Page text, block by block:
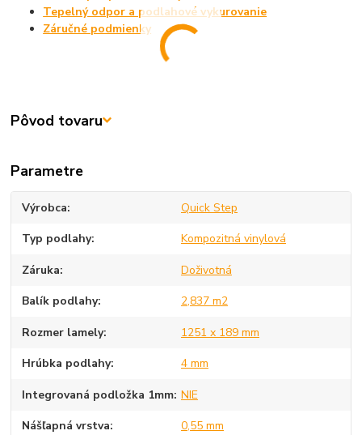
Tepelný odpor a podlahové vykurovanie
Záručné podmienky
Pôvod tovaru
Parametre
Výrobca Quick Step
Typ podlahy Kompozitná vinylová
Záruka Doživotná
Balík podlahy 2,837 m2
Rozmer lamely 1251 x 189 mm
Hrúbka podlahy 4 mm
Integrovaná podložka 1mm NIE
Nášľapná vrstva 0,55 mm